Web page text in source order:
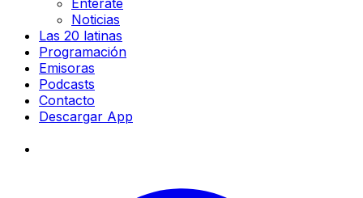
Entérate
Noticias
Las 20 latinas
Programación
Emisoras
Podcasts
Contacto
Descargar App